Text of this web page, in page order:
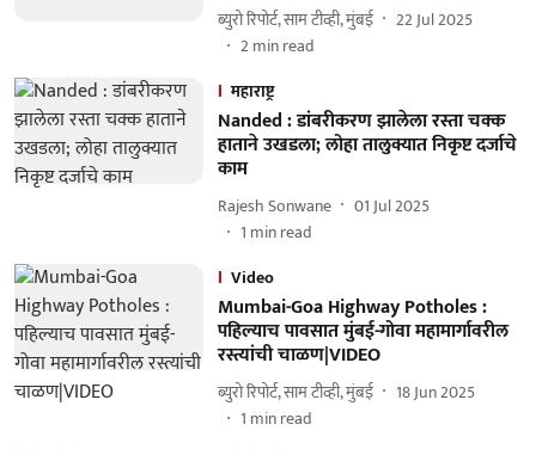
ब्युरो रिपोर्ट, साम टीव्ही, मुंबई
22 Jul 2025
2min read
महाराष्ट्र
Nanded : डांबरीकरण झालेला रस्ता चक्क
हाताने उखडला; लोहा तालुक्यात निकृष्ट दर्जाचे
काम
Rajesh Sonwane
01 Jul 2025
1 min read
Video
Mumbai-Goa Highway Potholes :
पहिल्याच पावसात मुंबई-गोवा महामार्गावरील
रस्त्यांची चाळण|VIDEO
ब्युरो रिपोर्ट, साम टीव्ही, मुंबई
18 Jun 2025
1 min read